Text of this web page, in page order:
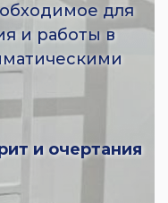
для
и работы в
и очертания